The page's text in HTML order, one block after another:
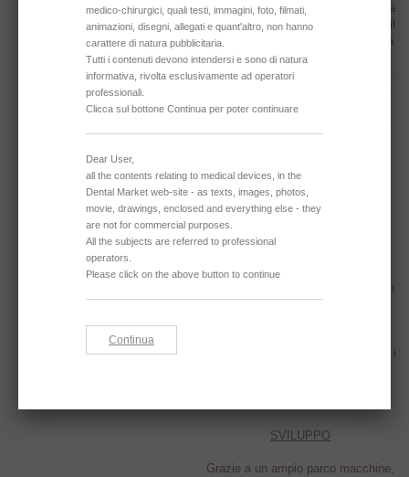
siamo convinti che il vero valore sia
dato dalle singole persone: per noi il
cliente è prima di tutto una persona
da ascoltare e per la quale trovare
soluzioni adatte alle sue necessità.
richieste e sappiamo che prima di
PERSONALIZZAZIONE
La personalizzazione offerta ai
nostri clienti non riguarda solo lo
sviluppo di un nuovo prodotto da
PRIVATO, etichette e marchiatura
del prodotto con logo personale con
incisione col laser su acciaio e
Produciamo anche in esclusiva per i
SVILUPPO
Grazie a un ampio parco macchine,